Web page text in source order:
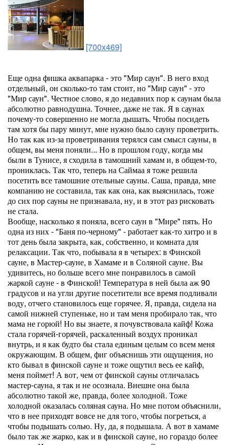
[700x469]
Еще одна фишка аквапарка - это "Мир саун". В него вход
отдельный, он сколько-то там стоит, но "Мир саун" - это
"Мир саун". Честное слово, я до недавних пор к саунам была
абсолютно равнодушна. Точнее, даже не так. Я в саунах
почему-то совершенно не могла дышать. Чтобы посидеть
там хотя бы пару минут, мне нужно было сауну проветрить.
Но так как из-за проветривания терялся сам смысл сауны, в
общем, вы меня поняли... Но в прошлом году, когда мы
были в Тунисе, я сходила в тамошний хамам и, в общем-то,
прониклась. Так что, теперь на Саймаа я тоже решила
посетить все тамошние отельные сауны. Саша, правда, мне
компанию не составила, так как она, как выяснилась, тоже
до сих пор сауны не признавала, ну, и в этот раз рисковать
не стала.
Вообще, насколько я поняла, всего саун в "Мире" пять. Но
одна из них - "Баня по-черному" - работает как-то хитро и в
тот день была закрыта, как, собственно, и комната для
релаксации. Так что, побывала я в четырех: в Финской
сауне, в Мастер-сауне, в Хамаме и в Соляной сауне. Вы
удивитесь, но больше всего мне понравилось в самой
жаркой сауне - в Финской! Температура в ней была аж 90
градусов и на угли другие посетители все время подливали
воду, отчего становилось еще горячее. Я, правда, сидела на
самой нижней ступеньке, но и там меня пробирало так, что
мама не горюй! Но вы знаете, я почувствовала кайф! Кожа
стала горячей-горячей, раскаленный воздух проникал
внутрь, и я как будто бы стала единым целым со всем меня
окружающим. В общем, фиг объяснишь эти ощущения, но
кто бывал в финской сауне и тоже ощутил весь ее кайф,
меня поймет! А вот, чем от финской сауны отличалась
мастер-сауна, я так и не осознала. Внешне она была
абсолютно такой же, правда, более холодной. Тоже
холодной оказалась соляная сауна. Но мне потом объяснили,
что в нее приходят вовсе не для того, чтобы погреться, а
чтобы подышать солью. Ну, да, я подышала. А вот в хамаме
было так же жарко, как и в финской сауне, но гораздо более